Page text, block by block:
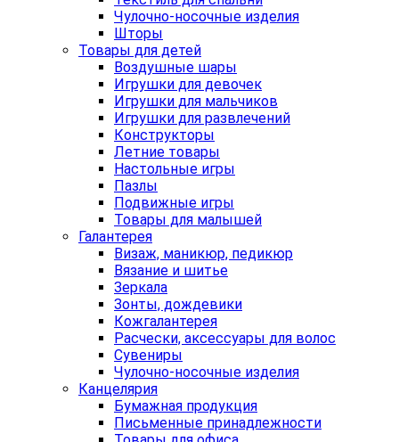
Чулочно-носочные изделия
Шторы
Товары для детей
Воздушные шары
Игрушки для девочек
Игрушки для мальчиков
Игрушки для развлечений
Конструкторы
Летние товары
Настольные игры
Пазлы
Подвижные игры
Товары для малышей
Галантерея
Визаж, маникюр, педикюр
Вязание и шитье
Зеркала
Зонты, дождевики
Кожгалантерея
Расчески, аксессуары для волос
Сувениры
Чулочно-носочные изделия
Канцелярия
Бумажная продукция
Письменные принадлежности